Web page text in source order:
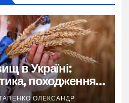
в Україні:
походження
ОЛЕКСАНДР